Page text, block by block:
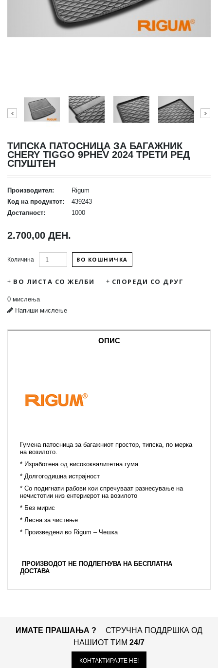
ТИПСКА ПАТОСНИЦА ЗА БАГАЖНИК
CHERY TIGGO 9PHEV 2024 ТРЕТИ РЕД
СПУШТЕН
Производител:
Rigum
Код на продуктот:
439243
Достапност:
1000
2.700,00 ДЕН.
Количина ВО КОШНИЧКА
ВО ЛИСТА СО ЖЕЛБИ СПОРЕДИ СО ДРУГ
0 мислења
Напиши мислење
ОПИС
Гумена патосница за багажниот простор, типска, по мерка
на возилото.
* Изработена од висококвалитетна гума
* Долгогодишна истрајност
* Со подигнати рабови кои спречуваат разнесување на
нечистотии низ ентериерот на возилото
* Без мирис
* Лесна за чистење
* Произведени во Rigum – Чешка
ПРОИЗВОДОТ НЕ ПОДЛЕГНУВА НА БЕСПЛАТНА
ДОСТАВА
ИМАТЕ ПРАШАЊА ?
СТРУЧНА ПОДДРШКА ОД
НАШИОТ ТИМ 24/7
КОНТАКТИРАЈТЕ НЕ!